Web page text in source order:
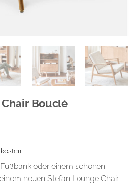
Bouclé
oder einem schönen
neuen Stefan Lounge Chair